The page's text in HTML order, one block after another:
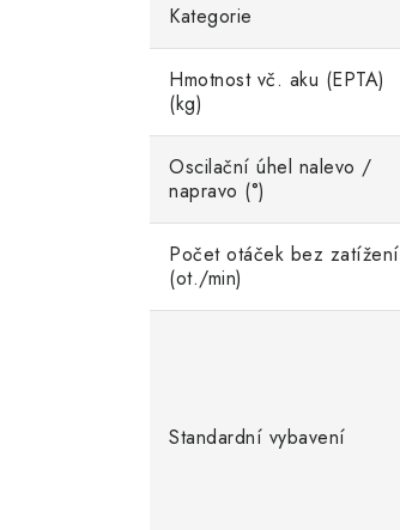
Kategorie
Hmotnost vč. aku (EPTA)
(kg)
Oscilační úhel nalevo /
napravo (°)
Počet otáček bez zatížení
(ot./min)
Standardní vybavení